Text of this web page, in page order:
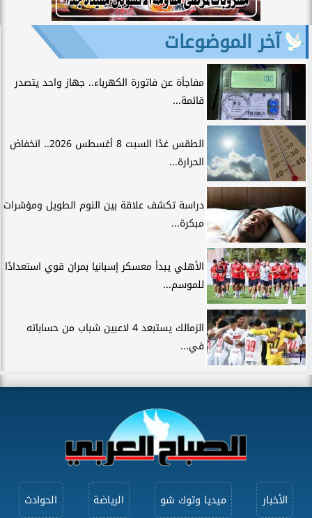
آخر الموضوعات
مفاجأة عن فاتورة الكهرباء.. جهاز واحد يتصدر
قائمة...
الطقس غدًا السبت 8 أغسطس 2026.. انخفاض
الحرارة...
دراسة تكشف علاقة بين النوم الطويل ومؤشرات
مبكرة...
الأهلي يبدأ معسكر إسبانيا بمران قوي استعدادًا
للموسم...
الزمالك يستبعد 4 لاعبين شباب من حساباته
في...
الأخبار ميديا وتوك شو الرياضة الحوادث